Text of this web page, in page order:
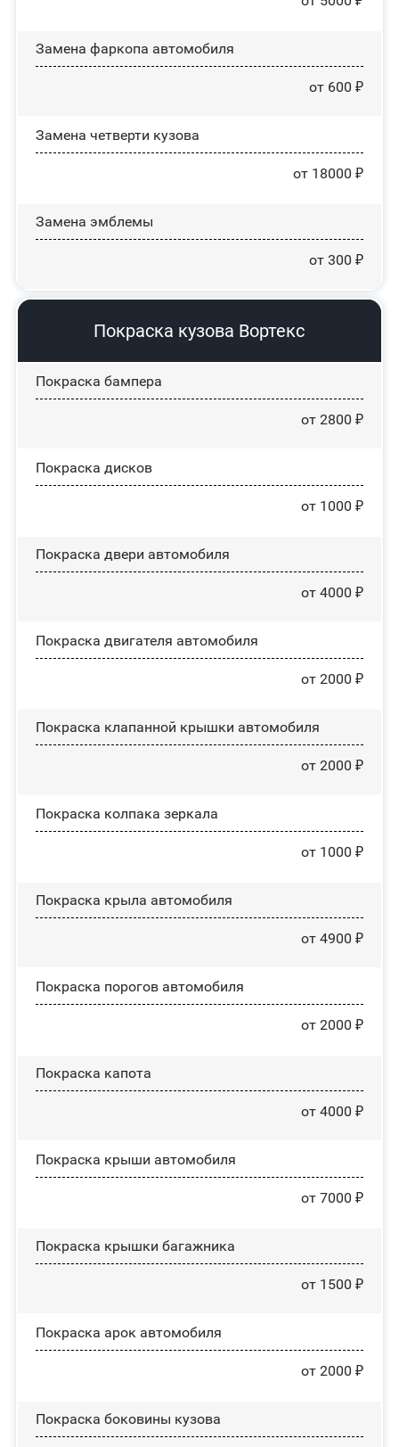
Замена фаркопа автомобиля
от 600 ₽
Замена четверти кузова
от 18000 ₽
Замена эмблемы
от 300 ₽
Покраска кузова Вортекс
Покраска бампера
от 2800 ₽
Покраска дисков
от 1000 ₽
Покраска двери автомобиля
от 4000 ₽
Покраска двигателя автомобиля
от 2000 ₽
Покраска клапанной крышки автомобиля
от 2000 ₽
Покраска колпака зеркала
от 1000 ₽
Покраска крыла автомобиля
от 4900 ₽
Покраска порогов автомобиля
от 2000 ₽
Покраска капота
от 4000 ₽
Покраска крыши автомобиля
от 7000 ₽
Покраска крышки багажника
от 1500 ₽
Покраска арок автомобиля
от 2000 ₽
Покраска боковины кузова